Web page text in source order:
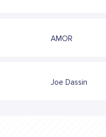
AMOR
Joe Dassin